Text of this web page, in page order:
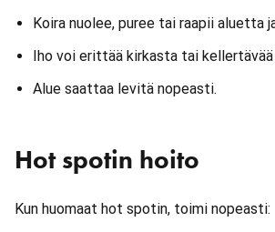
Koira nuolee, puree tai raapii aluetta
Iho voi erittää kirkasta tai
Alue saattaa levitä nopeasti.
Hot spotin hoito
Kun huomaat hot spotin, toimi nopeasti: